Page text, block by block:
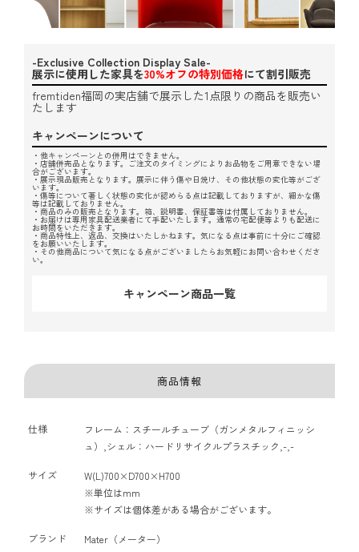
-Exclusive Collection Display Sale-
展示に使用した家具を30%オフの特別価格にて割引販売
fremtiden福岡の実店舗で展示した1点限りの商品を販売い
たします
キャンペーンについて
・他キャンペーンとの併用はできません。
・店舗併売品となります。ご注文のタイミングによりお品物をご用意できない場
合がございます。
・展示現品販売となります。展示に伴う傷や日焼け、その他状態の変化等がござ
います。
・傷等について著しく状態の変化が認めらる点は記載しておりますが、細かな傷
等は記載しておりません。
・商品のみの販売となります。箱、説明書、保証書等は付属しておりません。
・お届けは専用家具配送業者にて手配いたします。通常の宅配便等よりも配送に
お時間をいただきます。
・商品特性上、返品、交換はいたしかねます。気になる点は事前に十分にご確認
をお願いいたします。
・その他商品について気になる点がございましたらお気軽にお問い合わせくださ
い。
キャンペーン商品一覧
商品情報
仕様
フレーム：スチールチューブ（ガンメタルフィニッシ
ュ）,シェル：ハードリサイクルプラスチック,-,-
サイズ
W(L)700×D700×H700
※単位はmm
※サイズは個体差がある場合がございます。
ブランド Mater（メーター）